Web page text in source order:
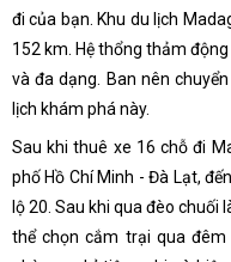
đi của bạn. Khu du lịch
152 km. Hệ thổng thảm
và đa dạng. Ban nên
lịch khám phá này.
Sau khi thuê xe 16 chỗ đi
phố Hồ Chí Minh - Đà Lạt,
lộ 20. Sau khi qua đèo chuối
thể chọn cắm trại qua đêm